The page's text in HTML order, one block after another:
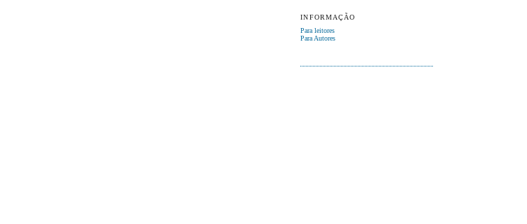
INFORMAÇÃO
Para leitores
Para Autores